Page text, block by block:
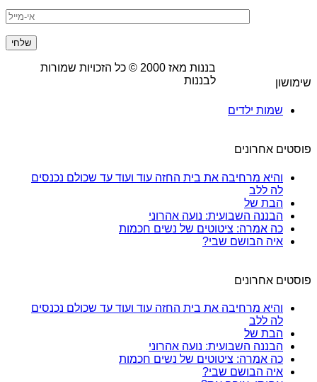
שימושון
שמות ילדים
פוסטים אחרונים
והיא מרחיבה את בית החזה עוד ועוד עד שכולם נכנסים
לה ללב
הבת של
הבננה השבועית: נועה אהרוני
כה אמרה: ציטוטים של נשים חכמות
איה הבושם שבי?
פוסטים אחרונים
והיא מרחיבה את בית החזה עוד ועוד עד שכולם נכנסים
לה ללב
הבת של
הבננה השבועית: נועה אהרוני
כה אמרה: ציטוטים של נשים חכמות
איה הבושם שבי?
בננות מאז2000 © כל הזכויות שמורות
לבננות